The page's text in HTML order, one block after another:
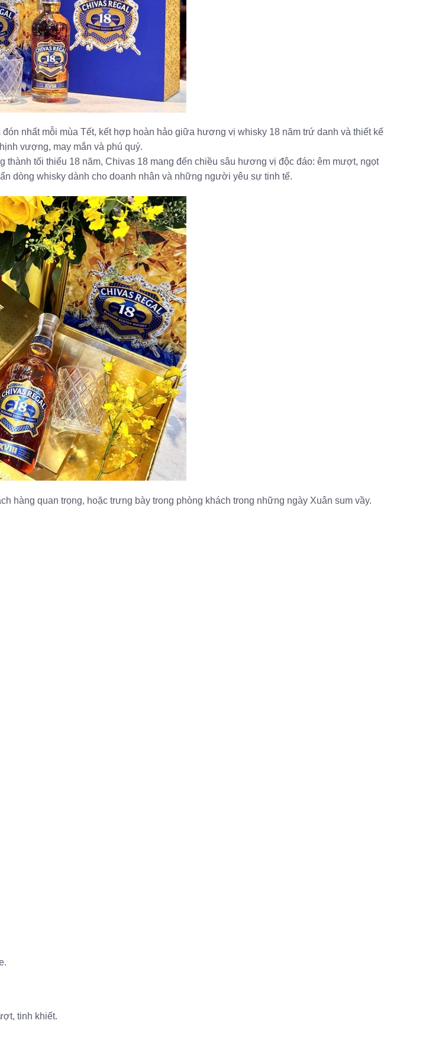
nhất mỗi mùa Tết, kết hợp hoàn hảo giữa hương vị whisky 18 năm trứ danh và thiết kế
vượng, may mắn và phú quý.
thành tối thiểu 18 năm, Chivas 18 mang đến chiều sâu hương vị độc đáo: êm mượt, ngọt
dòng whisky dành cho doanh nhân và những người yêu sự tinh tế.
hàng quan trọng, hoặc trưng bày trong phòng khách trong những ngày Xuân sum vầy.
tinh khiết.